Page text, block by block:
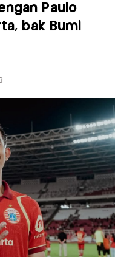
Paulo
bak Bumi